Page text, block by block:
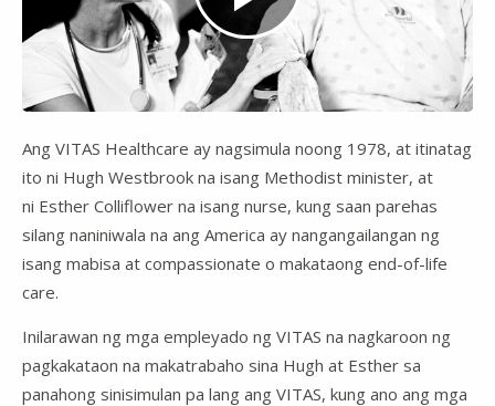
Play
Video
Ang VITAS Healthcare ay nagsimula noong 1978, at itinatag
ito ni Hugh Westbrook na isang Methodist minister, at
ni Esther Colliflower na isang nurse, kung saan parehas
silang naniniwala na ang America ay nangangailangan ng
isang mabisa at compassionate o makataong end-of-life
care.
Inilarawan ng mga empleyado ng VITAS na nagkaroon ng
pagkakataon na makatrabaho sina Hugh at Esther sa
panahong sinisimulan pa lang ang VITAS, kung ano ang mga